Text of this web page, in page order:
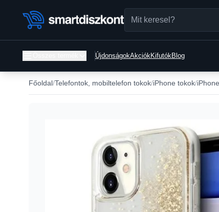
ÚjdonságokAkciókKifutókBlog
Főoldal Telefontok, mobiltelefon tokok iPhone tokok